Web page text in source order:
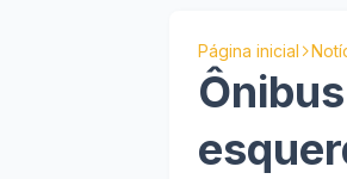
Página inicial